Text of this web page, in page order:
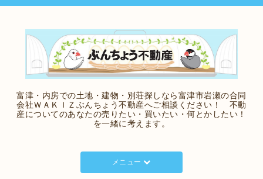
富津・内房での土地・建物・別荘探しなら富津市岩瀬の合同
会社ＷＡＫＩＺぶんちょう不動産へご相談ください！ 不動
産についてのあなたの売りたい・買いたい・何とかしたい！
を一緒に考えます。
メニュー